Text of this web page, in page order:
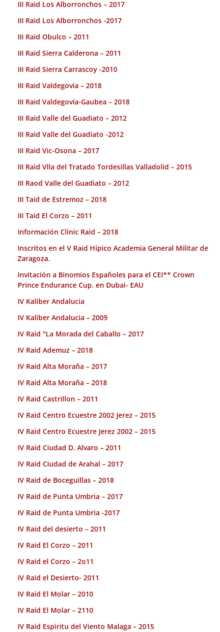
III Raid Los Alborronchos – 2017
III Raid Los Alborronchos -2017
III Raid Obulco – 2011
III Raid Sierra Calderona – 2011
III Raid Sierra Carrascoy -2010
III Raid Valdegovia – 2018
III Raid Valdegovía-Gaubea – 2018
III Raid Valle del Guadiato – 2012
III Raid Valle del Guadiato -2012
III Raid Vic-Osona – 2017
III Raid Vlla del Tratado Tordesillas Valladolid – 2015
III Raod Valle del Guadiato – 2012
III Taid de Estremoz – 2018
III Taid El Corzo – 2011
Información Clinic Raid – 2018
Inscritos en el V Raid Hípico Academia General Militar de
Zaragoza.
Invitación a Binomios Españoles para el CEI** Crown
Prince Endurance Cup. en Dubai- EAU
IV Kaliber Andalucia
IV Kaliber Andalucia – 2009
IV Raid "La Morada del Caballo – 2017
IV Raid Ademuz – 2018
IV Raid Alta Moraña – 2017
IV Raid Alta Moraña – 2018
IV Raid Castrillon – 2011
IV Raid Centro Ecuestre 2002 Jerez – 2015
IV Raid Centro Ecuestre Jerez 2002 – 2015
IV Raid Ciudad D. Alvaro – 2011
IV Raid Ciudad de Arahal – 2017
IV Raid de Boceguillas – 2018
IV Raid de Punta Umbria – 2017
IV Raid de Punta Umbria -2017
IV Raid del desierto – 2011
IV Raid El Corzo – 2011
IV Raid el Corzo – 2o11
IV Raid el Desierto- 2011
IV Raid El Molar – 2010
IV Raid El Molar – 2110
IV Raid Espiritu del Viento Malaga – 2015